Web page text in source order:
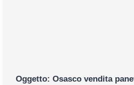
Oggetto: Osasco vendita